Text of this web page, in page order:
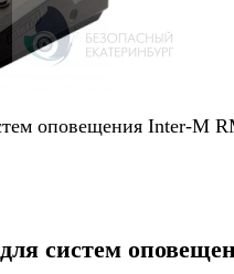
оповещения Inter-M
систем